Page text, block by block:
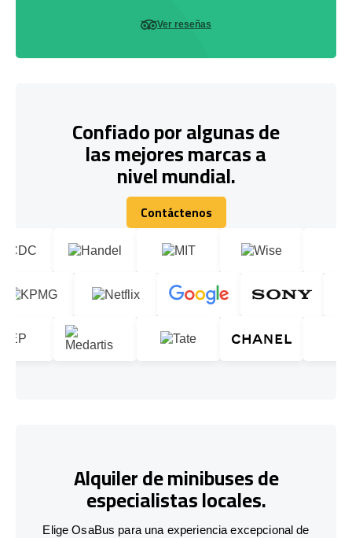
Ver reseñas
Confiado por algunas de
las mejores marcas a
nivel mundial.
Contáctenos
Contáctenos
Alquiler de minibuses de
especialistas locales.
Elige OsaBus para una experiencia excepcional de